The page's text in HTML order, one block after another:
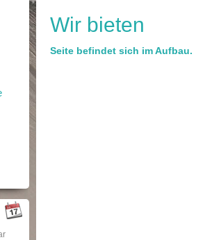
Wir bieten
Seite befindet sich im Aufbau.